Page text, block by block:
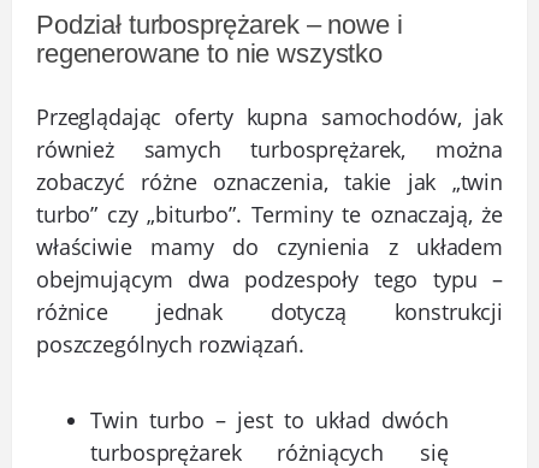
Podział turbosprężarek – nowe i
regenerowane to nie wszystko
Przeglądając oferty kupna samochodów, jak
również samych turbosprężarek, można
zobaczyć różne oznaczenia, takie jak „twin
turbo” czy „biturbo”. Terminy te oznaczają, że
właściwie mamy do czynienia z układem
obejmującym dwa podzespoły tego typu –
różnice jednak dotyczą konstrukcji
poszczególnych rozwiązań.
Twin turbo – jest to układ dwóch
turbosprężarek różniących się